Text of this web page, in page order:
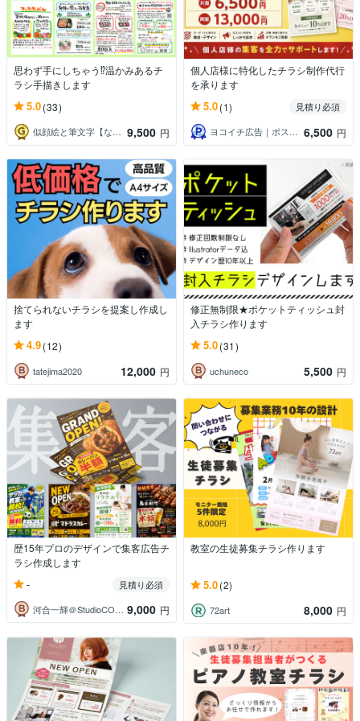
思わず手にしちゃう⁉︎温かみあるチ
ラシ手描きします
5.0(33)
似顔絵と筆文字【なもち工房オキナワ】 9,500 円
個人店様に特化したチラシ制作代行
を承ります
5.0(1)
見積り必須
ヨコイチ広告｜ポスティング代行パートナー
6,500 円
捨てられないチラシを提案し作成し
ます
4.9(12)
tatejima2020 12,000 円
修正無制限★ポケットティッシュ封
入チラシ作ります
5.0(31)
uchuneco 5,500 円
歴15年プロのデザインで集客広告チ
ラシ作成します
-
見積り必須
河合一輝＠StudioCOPEL 9,000 円
教室の生徒募集チラシ作ります
5.0(2)
72art 8,000 円